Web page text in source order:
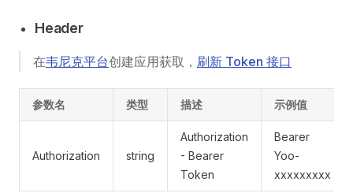
Header
在韦尼克平台创建应用获取， 刷新 Token 接口
参数名 类型 描述 示例值
Authorization string
Authorization
- Bearer
Token
Bearer
Yoo-
xxxxxxxxx